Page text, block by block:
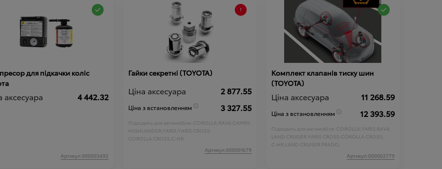
для підкачки коліс
аксесуара 4 442.32
Артикул:000003492
Гайки секретні (ТOYOTA)
Ціна аксесуара 2 877.55
Ціна з встановленням 3 327.55
Підходить для автомобіля :COROLLA;RAV4;CAMRY;
HIGHLANDER;YARIS;YARIS CROSS;
COROLLA CROSS;C-HR;
Артикул:000001679
Комплект клапанів тиску шин
(TOYOTA)
Ціна аксесуара 11 268.59
Ціна з встановленням 12 393.59
Підходить для автомобіля :COROLLA;YARIS;RAV4;
LAND CRUISER;YARIS CROSS;COROLLA CROSS;
C-HR;LAND CRUISER PRADO;
Артикул:000002779